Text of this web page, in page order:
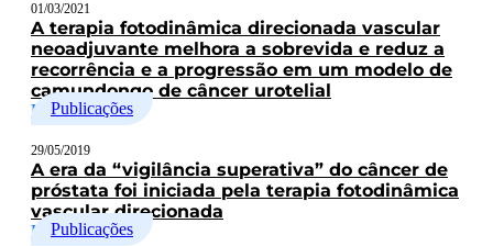
01/03/2021
A terapia fotodinâmica direcionada vascular
neoadjuvante melhora a sobrevida e reduz a
recorrência e a progressão em um modelo de
camundongo de câncer urotelial
LER ARTIGO
Publicações
29/05/2019
A era da “vigilância superativa” do câncer de
próstata foi iniciada pela terapia fotodinâmica
vascular direcionada
LER ARTIGO
Publicações